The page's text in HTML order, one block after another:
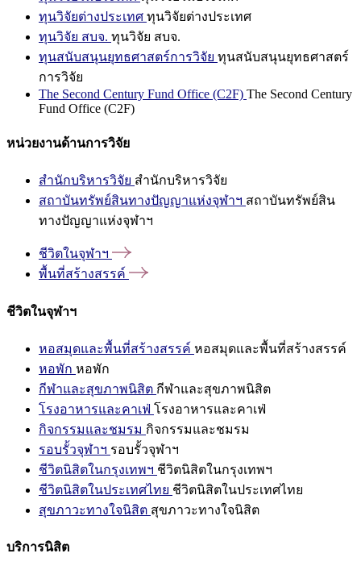
ทุนวิจัยต่างประเทศ ทุนวิจัยต่างประเทศ
ทุนวิจัย สบจ. ทุนวิจัย สบจ.
ทุนสนับสนุนยุทธศาสตร์การวิจัย ทุนสนับสนุนยุทธศาสตร์
การวิจัย
The Second Century Fund Office (C2F) The Second Century
Fund Office (C2F)
หน่วยงานด้านการวิจัย
สำนักบริหารวิจัย สำนักบริหารวิจัย
สถาบันทรัพย์สินทางปัญญาแห่งจุฬาฯ สถาบันทรัพย์สิน
ทางปัญญาแห่งจุฬาฯ
ชีวิตในจุฬาฯ
พื้นที่สร้างสรรค์
ชีวิตในจุฬาฯ
หอสมุดและพื้นที่สร้างสรรค์ หอสมุดและพื้นที่สร้างสรรค์
หอพัก หอพัก
กีฬาและสุขภาพนิสิต กีฬาและสุขภาพนิสิต
โรงอาหารและคาเฟ่ โรงอาหารและคาเฟ่
กิจกรรมและชมรม กิจกรรมและชมรม
รอบรั้วจุฬาฯ รอบรั้วจุฬาฯ
ชีวิตนิสิตในกรุงเทพฯ ชีวิตนิสิตในกรุงเทพฯ
ชีวิตนิสิตในประเทศไทย ชีวิตนิสิตในประเทศไทย
สุขภาวะทางใจนิสิต สุขภาวะทางใจนิสิต
บริการนิสิต